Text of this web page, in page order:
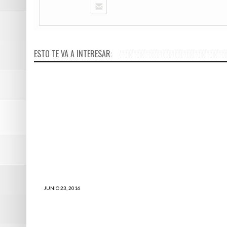
ESTO TE VA A INTERESAR:
JUNIO 23, 2016